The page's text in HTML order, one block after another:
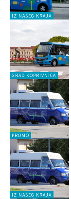
IZ NAŠEG KRAJA
GRAD KOPRIVNICA
PROMO
IZ NAŠEG KRAJA